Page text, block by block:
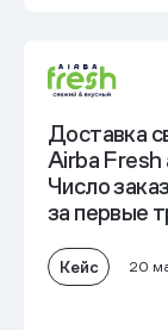
Доставка
Airba Fresh
Число
за первые
Кейс 20